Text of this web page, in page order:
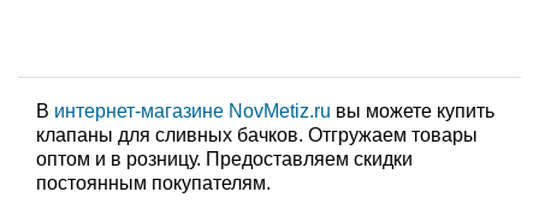
В интернет-магазине NovMetiz.ru вы можете купить
клапаны для сливных бачков. Отгружаем товары
оптом и в розницу. Предоставляем скидки
постоянным покупателям.